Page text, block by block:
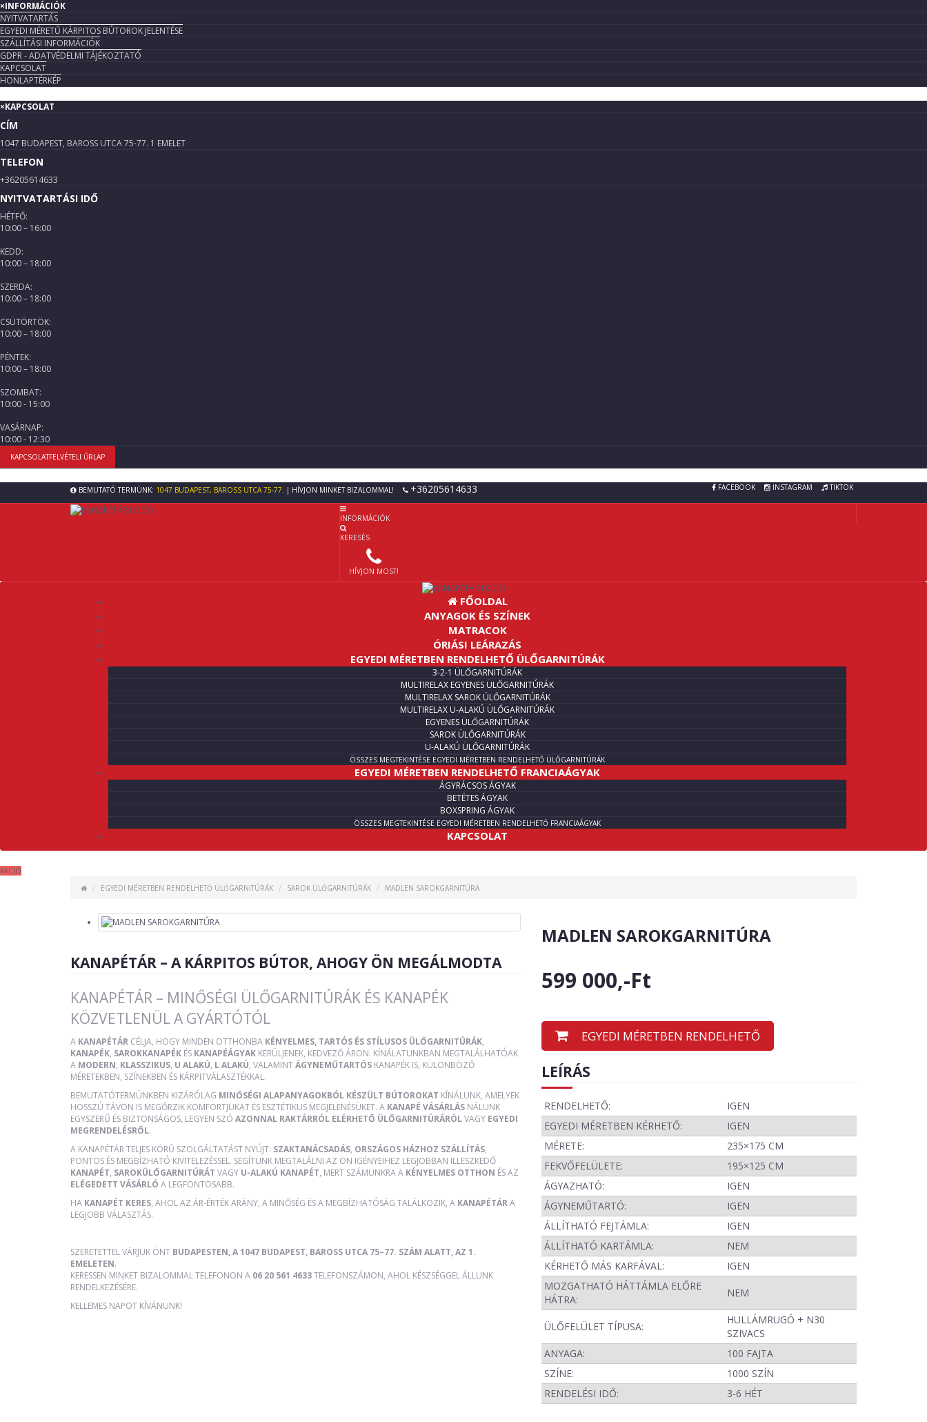
×INFORMÁCIÓK
NYITVATARTÁS
EGYEDI MÉRETŰ KÁRPITOS BÚTOROK JELENTÉSE
SZÁLLÍTÁSI INFORMÁCIÓK
GDPR - ADATVÉDELMI TÁJÉKOZTATÓ
KAPCSOLAT
HONLAPTÉRKÉP
×KAPCSOLAT
CÍM
1047 BUDAPEST, BAROSS UTCA 75-77. 1 EMELET
TELEFON
+36205614633
NYITVATARTÁSI IDŐ
HÉTFŐ:
10:00 – 16:00
KEDD:
10:00 – 18:00
SZERDA:
10:00 – 18:00
CSÜTÖRTÖK:
10:00 – 18:00
PÉNTEK:
10:00 – 18:00
SZOMBAT:
10:00 - 15:00
VASÁRNAP:
10:00 - 12:30
KAPCSOLATFELVÉTELI ŰRLAP
BEMUTATÓ TERMÜNK: 1047 BUDAPEST, BAROSS UTCA 75-77. | HÍVJON MINKET BIZALOMMAL! +36205614633 FACEBOOK INSTAGRAM TIKTOK
INFORMÁCIÓK
KERESÉS
HÍVJON MOST!
FŐOLDAL
ANYAGOK ÉS SZÍNEK
MATRACOK
ÓRIÁSI LEÁRAZÁS
EGYEDI MÉRETBEN RENDELHETŐ ÜLŐGARNITÚRÁK
3-2-1 ÜLŐGARNITÚRÁK
MULTIRELAX EGYENES ÜLŐGARNITÚRÁK
MULTIRELAX SAROK ÜLŐGARNITÚRÁK
MULTIRELAX U-ALAKÚ ÜLŐGARNITÚRÁK
EGYENES ÜLŐGARNITÚRÁK
SAROK ÜLŐGARNITÚRÁK
U-ALAKÚ ÜLŐGARNITÚRÁK
ÖSSZES MEGTEKINTÉSE EGYEDI MÉRETBEN RENDELHETŐ ÜLŐGARNITÚRÁK
EGYEDI MÉRETBEN RENDELHETŐ FRANCIAÁGYAK
ÁGYRÁCSOS ÁGYAK
BETÉTES ÁGYAK
BOXSPRING ÁGYAK
ÖSSZES MEGTEKINTÉSE EGYEDI MÉRETBEN RENDELHETŐ FRANCIAÁGYAK
KAPCSOLAT
AKCIÓ
EGYEDI MÉRETBEN RENDELHETŐ ÜLŐGARNITÚRÁK
SAROK ÜLŐGARNITÚRÁK MADLEN SAROKGARNITÚRA
KANAPÉTÁR – A KÁRPITOS BÚTOR, AHOGY ÖN MEGÁLMODTA
KANAPÉTÁR – MINŐSÉGI ÜLŐGARNITÚRÁK ÉS KANAPÉK
KÖZVETLENÜL A GYÁRTÓTÓL
A KANAPÉTÁR CÉLJA, HOGY MINDEN OTTHONBA KÉNYELMES, TARTÓS ÉS STÍLUSOS ÜLŐGARNITÚRÁK,
KANAPÉK, SAROKKANAPÉK ÉS KANAPÉÁGYAK KERÜLJENEK, KEDVEZŐ ÁRON. KÍNÁLATUNKBAN MEGTALÁLHATÓAK
A MODERN, KLASSZIKUS, U ALAKÚ, L ALAKÚ, VALAMINTÁGYNEMŰTARTÓS KANAPÉK IS, KÜLÖNBÖZŐ
MÉRETEKBEN, SZÍNEKBEN ÉS KÁRPITVÁLASZTÉKKAL.
BEMUTATÓTERMÜNKBEN KIZÁRÓLAG MINŐSÉGI ALAPANYAGOKBÓL KÉSZÜLT BÚTOROKAT KÍNÁLUNK, AMELYEK
HOSSZÚ TÁVON IS MEGŐRZIK KOMFORTJUKAT ÉS ESZTÉTIKUS MEGJELENÉSÜKET. A KANAPÉ VÁSÁRLÁS NÁLUNK
EGYSZERŰ ÉS BIZTONSÁGOS, LEGYEN SZÓ AZONNAL RAKTÁRRÓL ELÉRHETŐ ÜLŐGARNITÚRÁRÓLVAGY EGYEDI
MEGRENDELÉSRŐL.
A KANAPÉTÁR TELJES KÖRŰ SZOLGÁLTATÁST NYÚJT: SZAKTANÁCSADÁS, ORSZÁGOS HÁZHOZ SZÁLLÍTÁS,
PONTOS ÉS MEGBÍZHATÓ KIVITELEZÉSSEL. SEGÍTÜNK MEGTALÁLNI AZ ÖN IGÉNYEIHEZ LEGJOBBAN ILLESZKEDŐ
KANAPÉT, SAROKÜLŐGARNITÚRÁT VAGY U-ALAKÚ KANAPÉT, MERT SZÁMUNKRA A KÉNYELMES OTTHON ÉS AZ
ELÉGEDETT VÁSÁRLÓ A LEGFONTOSABB.
HA KANAPÉT KERES, AHOL AZ ÁR-ÉRTÉK ARÁNY, A MINŐSÉG ÉS A MEGBÍZHATÓSÁG TALÁLKOZIK, A KANAPÉTÁRA
LEGJOBB VÁLASZTÁS.
SZERETETTEL VÁRJUK ÖNT BUDAPESTEN, A 1047 BUDAPEST, BAROSS UTCA 75–77. SZÁM ALATT, AZ 1.
EMELETEN.
KERESSEN MINKET BIZALOMMAL TELEFONON A 06 20 561 4633TELEFONSZÁMON, AHOL KÉSZSÉGGEL ÁLLUNK
RENDELKEZÉSÉRE.
KELLEMES NAPOT KÍVÁNUNK!
MADLEN SAROKGARNITÚRA
599 000,-Ft
EGYEDI MÉRETBEN RENDELHETŐ
LEÍRÁS
RENDELHETŐ:
IGEN
EGYEDI MÉRETBEN KÉRHETŐ:
IGEN
MÉRETE:
235×175 CM
FEKVŐFELÜLETE:
195×125 CM
ÁGYAZHATÓ:
IGEN
ÁGYNEMŰTARTÓ:
IGEN
ÁLLÍTHATÓ FEJTÁMLA:
IGEN
ÁLLÍTHATÓ KARTÁMLA:
NEM
KÉRHETŐ MÁS KARFÁVAL:
IGEN
MOZGATHATÓ HÁTTÁMLA ELŐRE
HÁTRA:
NEM
ÜLŐFELÜLET TÍPUSA:
HULLÁMRUGÓ + N30
SZIVACS
ANYAGA:
100 FAJTA
SZÍNE:
1000 SZÍN
RENDELÉSI IDŐ:
3-6 HÉT